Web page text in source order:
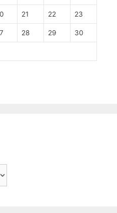
21 22 23
28 29 30